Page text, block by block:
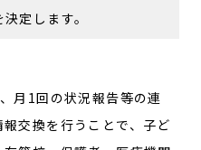
定します。
月1回の状況報告等の連
交換を行うことで、子ど